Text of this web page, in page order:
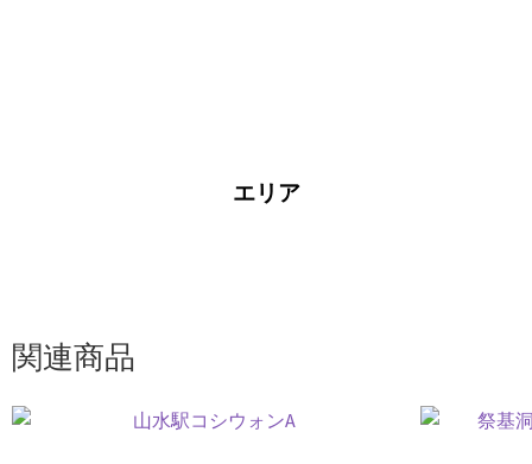
エリア
関連商品